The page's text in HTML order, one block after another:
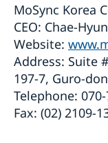
MoSync Korea
CEO: Chae-
Website:
Address: Suite
197-7, Guro-
Telephone:
Fax: (02) 2109-